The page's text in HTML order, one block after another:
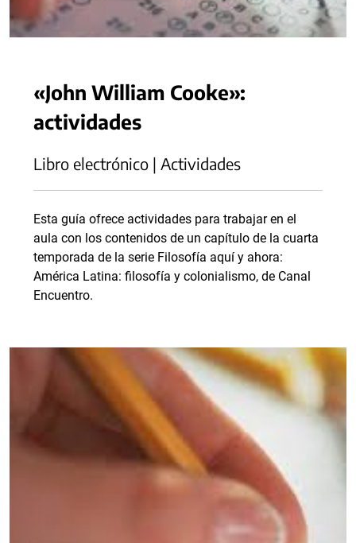
«John William Cooke»:
actividades
Libro electrónico | Actividades
Esta guía ofrece actividades para trabajar en el
aula con los contenidos de un capítulo de la cuarta
temporada de la serie Filosofía aquí y ahora:
América Latina: filosofía y colonialismo, de Canal
Encuentro.